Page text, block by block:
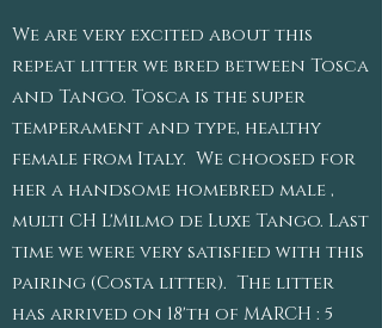
We are very excited about this
repeat litter we bred between Tosca
and Tango. Tosca is the super
temperament and type, healthy
female from Italy. We choosed for
her a handsome homebred male ,
multi CH L'Milmo de Luxe Tango. Last
time we were very satisfied with this
pairing (Costa litter). The litter
has arrived on 18'th of MARCH : 5